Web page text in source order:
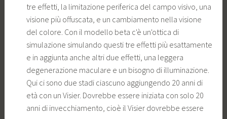
tre effetti, la limitazione periferica del campo visivo, una
visione più offuscata, e un cambiamento nella visione
del colore. Con il modello beta c'è un'ottica di
simulazione simulando questi tre effetti più esattamente
e in aggiunta anche altri due effetti, una leggera
degenerazione maculare e un bisogno di illuminazione.
Qui ci sono due stadi ciascuno aggiungendo 20 anni di
età con un Visier. Dovrebbe essere iniziata con solo 20
anni di invecchiamento, cioè il Visier dovrebbe essere